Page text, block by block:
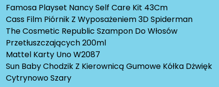
Famosa Playset Nancy Self Care Kit 43Cm
Cass Film Piórnik Z Wyposażeniem 3D Spiderman
The Cosmetic Republic Szampon Do Włosów
Przetłuszczających 200ml
Mattel Karty Uno W2087
Sun Baby Chodzik Z Kierownicą Gumowe Kółka Dżwięk
Cytrynowo Szary